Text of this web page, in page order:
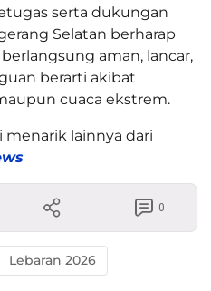
serta dukungan
Selatan berharap
aman, lancar,
berarti akibat
cuaca ekstrem.
menarik lainnya dari
0
Lebaran 2026